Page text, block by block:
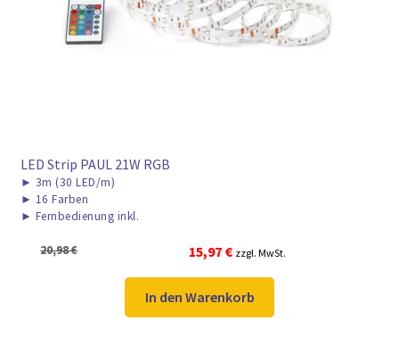
► ZAHLARTEN
► VERSANDARTEN
LED Strip PAUL 21W RGB
► 3m (30 LED/m)
► 16 Farben
► Fernbedienung inkl.
20,98€
Ursprünglicher
Preis
war:
20,98 €
15,97 €Aktueller
Preis
ist:
15,97 €.
zzgl. MwSt.
In den Warenkorb